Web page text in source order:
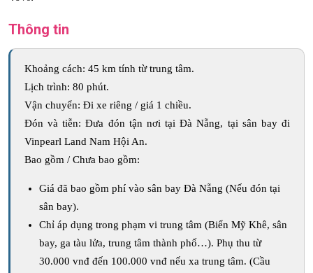
Thông tin
Khoảng cách: 45 km tính từ trung tâm.
Lịch trình: 80 phút.
Vận chuyển: Đi xe riêng / giá 1 chiều.
Đón và tiễn: Đưa đón tận nơi tại Đà Nẵng, tại sân bay đi
Vinpearl Land Nam Hội An.
Bao gồm / Chưa bao gồm:
Giá đã bao gồm phí vào sân bay Đà Nẵng (Nếu đón tại
sân bay).
Chỉ áp dụng trong phạm vi trung tâm (Biển Mỹ Khê, sân
bay, ga tàu lửa, trung tâm thành phố…). Phụ thu từ
30.000 vnđ đến 100.000 vnđ nếu xa trung tâm. (Cầu